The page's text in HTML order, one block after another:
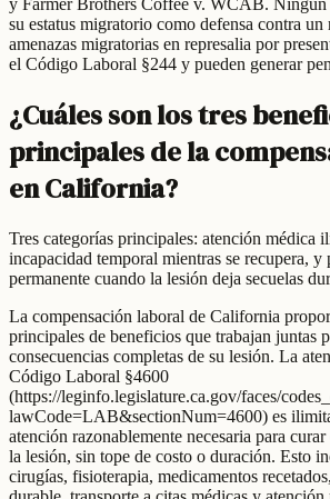
y Farmer Brothers Coffee v. WCAB. Ningún
su estatus migratorio como defensa contra un
amenazas migratorias en represalia por
el Código Laboral §244 y pueden generar
¿Cuáles son los tres
principales de la
en California?
Tres categorías principales: atención médica
incapacidad temporal mientras se recupera, y
permanente cuando la lesión deja secuelas
La compensación laboral de California
principales de beneficios que trabajan juntas
consecuencias completas de su lesión. La
Código Laboral §4600
(https://leginfo.legislature.ca.gov/faces/
lawCode=LAB&sectionNum=4600) es
atención razonablemente necesaria para
la lesión, sin tope de costo o duración. Esto
cirugías, fisioterapia, medicamentos